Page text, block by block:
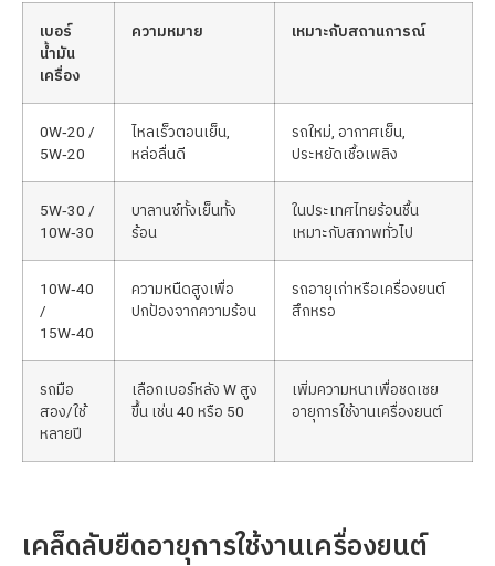
เบอร์
น้ำมัน
เครื่อง
ความหมาย เหมาะกับสถานการณ์
0W‑20 /
5W‑20
ไหลเร็วตอนเย็น,
หล่อลื่นดี
รถใหม่, อากาศเย็น,
ประหยัดเชื้อเพลิง
5W‑30 /
10W‑30
บาลานซ์ทั้งเย็นทั้ง
ร้อน
ในประเทศไทยร้อนชื้น
เหมาะกับสภาพทั่วไป
10W‑40
/
15W‑40
ความหนืดสูงเพื่อ
ปกป้องจากความร้อน
รถอายุเก่าหรือเครื่องยนต์
สึกหรอ
รถมือ
สอง/ใช้
หลายปี
เลือกเบอร์หลัง W สูง
ขึ้น เช่น 40 หรือ 50
เพิ่มความหนาเพื่อชดเชย
อายุการใช้งานเครื่องยนต์
เคล็ดลับยืดอายุการใช้งานเครื่องยนต์